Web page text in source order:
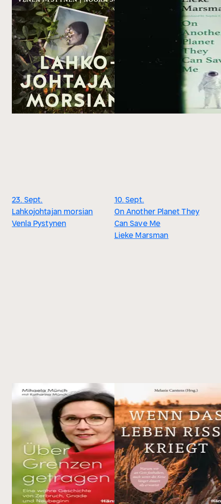
23. Sept.
Lahkojohtajan morsian
Venla Pystynen
10. Sept.
On Another Planet They
Can Save Me
Lieke Marsman